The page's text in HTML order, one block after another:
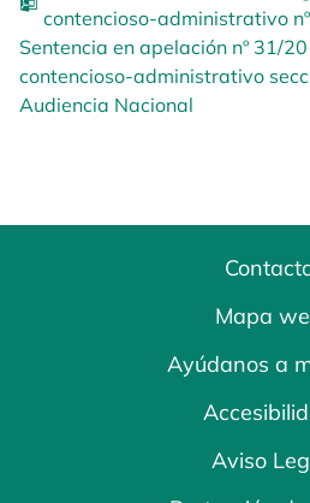
contencioso-administrativo
Sentencia en apelación nº 31/
contencioso-administrativo
Audiencia Nacional
Mapa
Ayúdanos a
Aviso